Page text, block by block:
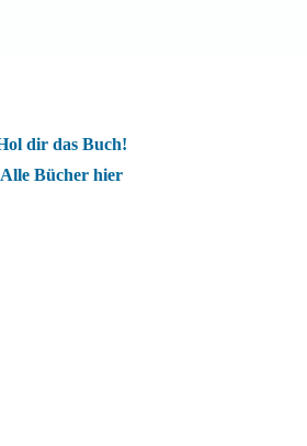
dir das Buch!
Alle Bücher hier